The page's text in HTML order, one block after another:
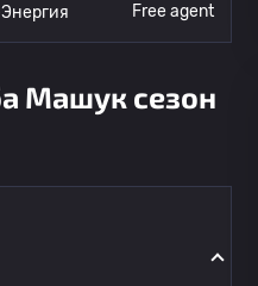
Free agent
Машук сезон